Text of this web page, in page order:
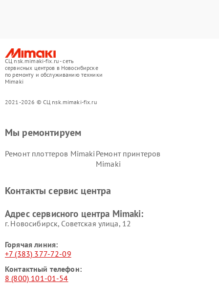
СЦ nsk.mimaki-fix.ru - сеть
сервисных центров в Новосибирске
по ремонту и обслуживанию техники
Mimaki
2021-2026 © СЦ nsk.mimaki-fix.ru
Мы ремонтируем
Ремонт плоттеров Mimaki Ремонт принтеров
Mimaki
Контакты сервис центра
Адрес сервисного центра Mimaki:
г. Новосибирск, Советская улица, 12
Горячая линия:
+7 (383) 377-72-09
Контактный телефон:
8 (800) 101-01-54